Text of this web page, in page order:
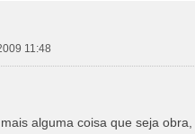
11:48
alguma coisa que seja